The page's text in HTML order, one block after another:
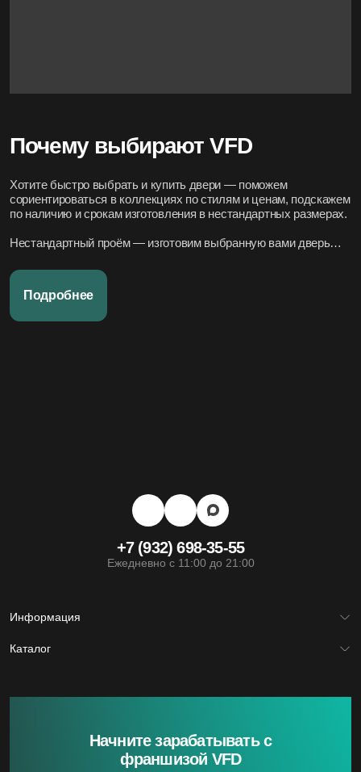
Почему выбирают VFD
Хотите быстро выбрать и купить двери — поможем
сориентироваться в коллекциях по стилям и ценам, подскажем
по наличию и срокам изготовления в нестандартных размерах.
Нестандартный проём — изготовим выбранную вами дверь
подходящие модели по дизайн-проекту или по фото.
Подробнее
+7 (932) 698-35-55
Ежедневно с 11:00 до 21:00
Информация
Главная
Франшиза
Каталог
Скрытые двери
Начните зарабатывать с
франшизой VFD